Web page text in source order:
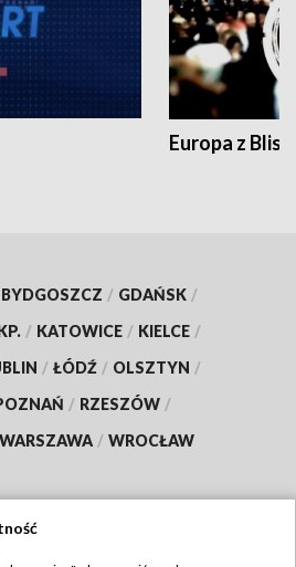
Europa z
BYDGOSZCZ / GDAŃSK /
/ KATOWICE / KIELCE /
/ ŁÓDŹ / OLSZTYN /
/ RZESZÓW /
WARSZAWA / WROCŁAW